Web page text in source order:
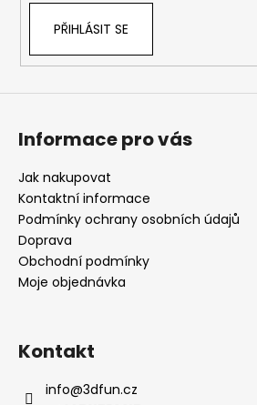
PŘIHLÁSIT SE
Informace pro vás
Jak nakupovat
Kontaktní informace
Podmínky ochrany osobních údajů
Doprava
Obchodní podmínky
Moje objednávka
Kontakt
info@3dfun.cz